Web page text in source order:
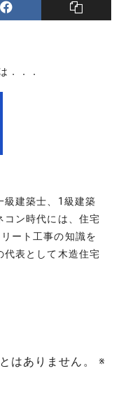
．．．
級建築士、1級建築
コン時代には、住宅
ート工事の知識を
代表として木造住宅
はありません。
※